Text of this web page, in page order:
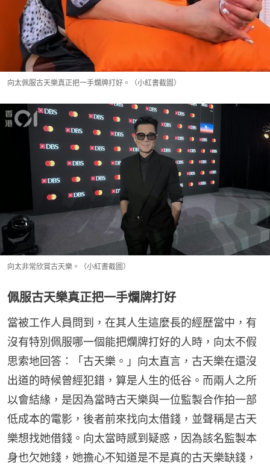
向太佩服古天樂真正把一手爛牌打好。（小紅書截圖）
向太非常欣賞古天樂。（小紅書截圖）
佩服古天樂真正把一手爛牌打好
當被工作人員問到，在其人生這麼長的經歷當中，有
沒有特別佩服哪一個能把爛牌打好的人時，向太不假
思索地回答：「古天樂。」向太直言，古天樂在還沒
出道的時候曾經犯錯，算是人生的低谷。而兩人之所
以會結緣，是因為當時古天樂與一位監製合作拍一部
低成本的電影，後者前來找向太借錢，並聲稱是古天
樂想找她借錢。向太當時感到疑惑，因為該名監製本
身也欠她錢，她擔心不知道是不是真的古天樂缺錢，